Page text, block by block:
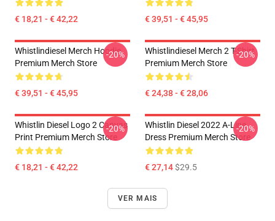
€ 18,21 - € 42,22 € 39,51 - € 45,95
Whistlindiesel Merch Hoodie
Premium Merch Store
€ 39,51 - € 45,95
-20%
Whistlindiesel Merch 2 T-Shirt
Premium Merch Store
€ 24,38 - € 28,06
-20%
Whistlin Diesel Logo 2 Canvas
Print Premium Merch Store
€ 18,21 - € 42,22
-20%
Whistlin Diesel 2022 A-Line
Dress Premium Merch Store
€ 27,14$29.5
-20%
VER MAIS